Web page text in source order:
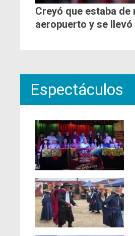
Creyó que estaba
aeropuerto y se
Espectáculos